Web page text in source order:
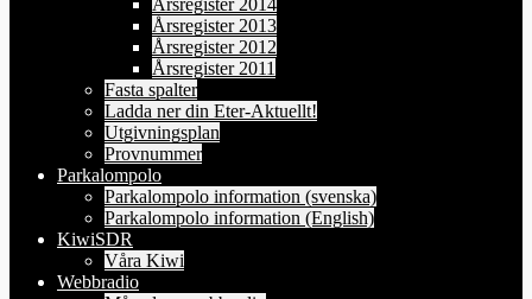
Årsregister 2013
Årsregister 2012
Årsregister 2011
Fasta spalter
Ladda ner din Eter-Aktuellt!
Utgivningsplan
Provnummer
Parkalompolo
Parkalompolo information (svenska)
Parkalompolo information (English)
KiwiSDR
Våra Kiwi
Webbradio